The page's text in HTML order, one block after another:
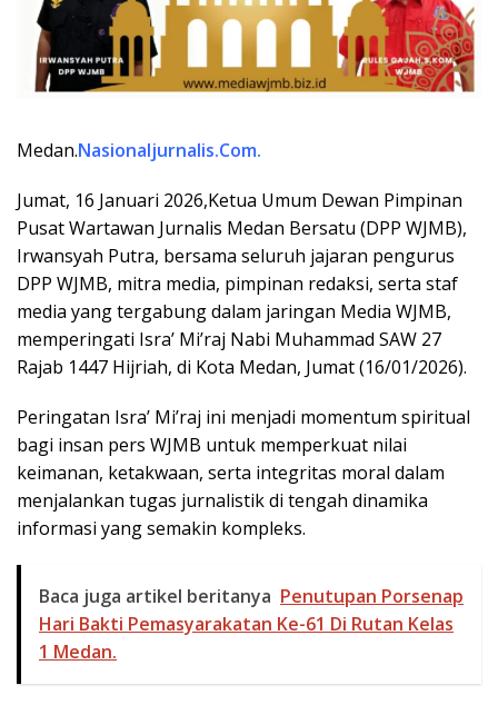
Medan.Nasionaljurnalis.Com.
Jumat, 16 Januari 2026,Ketua Umum Dewan Pimpinan
Pusat Wartawan Jurnalis Medan Bersatu (DPP WJMB),
Irwansyah Putra, bersama seluruh jajaran pengurus
DPP WJMB, mitra media, pimpinan redaksi, serta staf
media yang tergabung dalam jaringan Media WJMB,
memperingati Isra’ Mi’raj Nabi Muhammad SAW 27
Rajab 1447 Hijriah, di Kota Medan, Jumat (16/01/2026).
Peringatan Isra’ Mi’raj ini menjadi momentum spiritual
bagi insan pers WJMB untuk memperkuat nilai
keimanan, ketakwaan, serta integritas moral dalam
menjalankan tugas jurnalistik di tengah dinamika
informasi yang semakin kompleks.
Baca juga artikel beritanya Penutupan Porsenap
Hari Bakti Pemasyarakatan Ke-61 Di Rutan Kelas
1 Medan.